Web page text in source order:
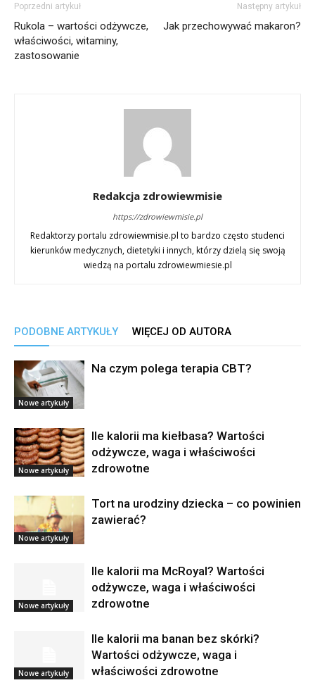
Poprzedni artykuł
Rukola – wartości odżywcze,
właściwości, witaminy,
zastosowanie
Następny artykuł
Jak przechowywać makaron?
Redakcja zdrowiewmisie
https://zdrowiewmisie.pl
Redaktorzy portalu zdrowiewmisie.pl to bardzo często studenci
kierunków medycznych, dietetyki i innych, którzy dzielą się swoją
wiedzą na portalu zdrowiewmiesie.pl
PODOBNE ARTYKUŁY WIĘCEJ OD AUTORA
Nowe artykuły
Na czym polega terapia CBT?
Nowe artykuły
Ile kalorii ma kiełbasa? Wartości
odżywcze, waga i właściwości
zdrowotne
Nowe artykuły
Tort na urodziny dziecka – co powinien
zawierać?
Nowe artykuły
Ile kalorii ma McRoyal? Wartości
odżywcze, waga i właściwości
zdrowotne
Nowe artykuły
Ile kalorii ma banan bez skórki?
Wartości odżywcze, waga i
właściwości zdrowotne